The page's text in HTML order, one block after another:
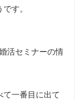
す。
活セミナーの情
一番目に出て